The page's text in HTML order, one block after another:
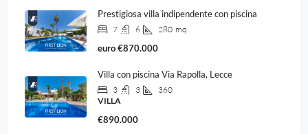
Prestigiosa villa indipendente con piscina
7 6 280 mq
euro€870.000
Villa con piscina Via Rapolla, Lecce
3 3
360
VILLA
€890.000